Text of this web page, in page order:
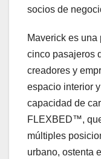
socios de
Maverick es una
cinco pasajeros
creadores y
espacio interior
capacidad de
FLEXBED™,
múltiples
urbano, ostenta